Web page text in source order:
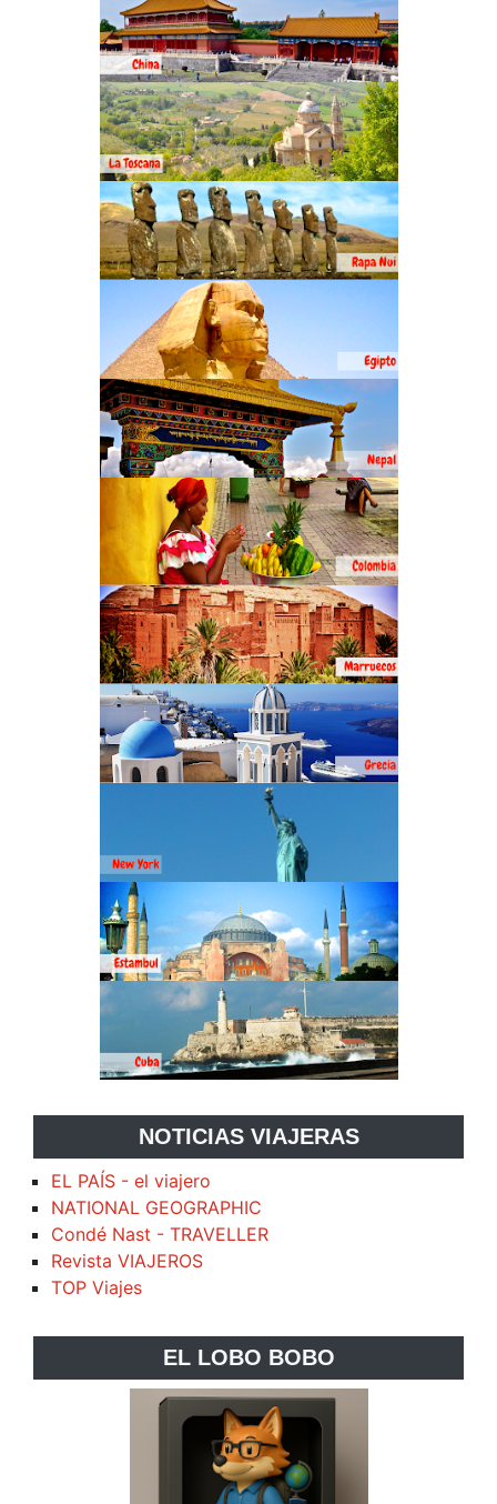
NOTICIAS VIAJERAS
EL PAÍS - el viajero
NATIONAL GEOGRAPHIC
Condé Nast - TRAVELLER
Revista VIAJEROS
TOP Viajes
EL LOBO BOBO